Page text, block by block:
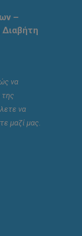
–
να
της
να
μαζί μας.